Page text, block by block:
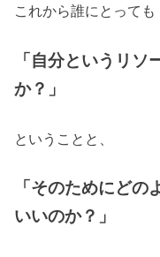
これから誰にとっても
「自分というリソ
か？」
ということと、
「そのためにど
いいのか？」